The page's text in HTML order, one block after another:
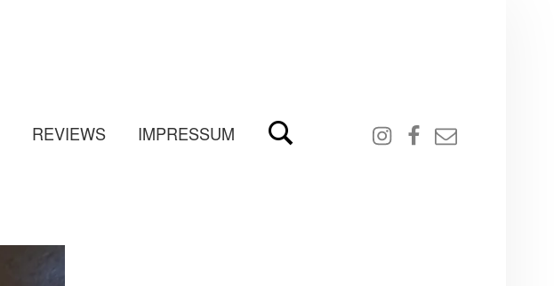
REVIEWS IMPRESSUM